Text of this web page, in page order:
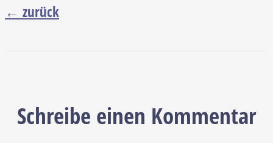
← zurück
Schreibe einen Kommentar